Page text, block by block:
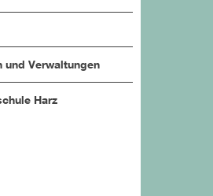
und Verwaltungen
Harz